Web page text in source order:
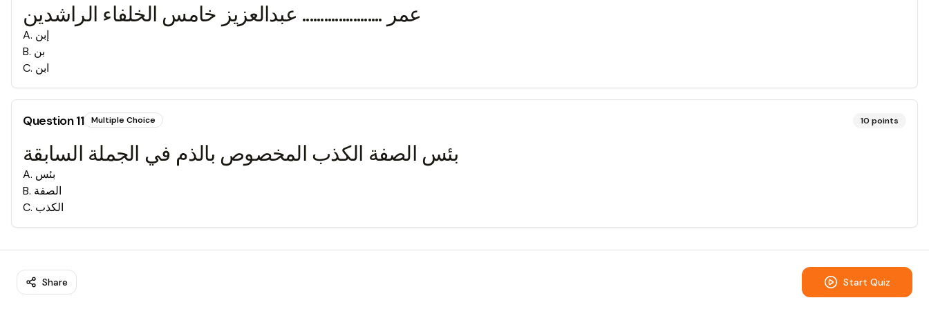
عمر ...................... عبدالعزيز خامس الخلفاء الراشدين
A. إبن
B. بن
C. ابن
Question11 Multiple Choice 10 points
بئس الصفة الكذب المخصوص بالذم في الجملة السابقة
A. بئس
B. الصفة
C. الكذب
Start Quiz
Share